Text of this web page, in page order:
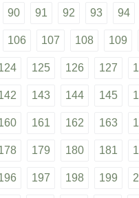
90 91 92 93 94
106 107 108 109
125 126 127
143 144 145
161 162 163
179 180 181
197 198 199